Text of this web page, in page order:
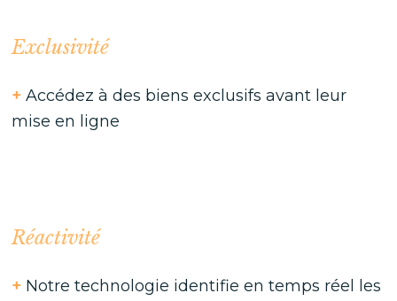
Exclusivité
+ Accédez à des biens exclusifs avant leur
mise en ligne
Réactivité
+ Notre technologie identifie en temps réel les